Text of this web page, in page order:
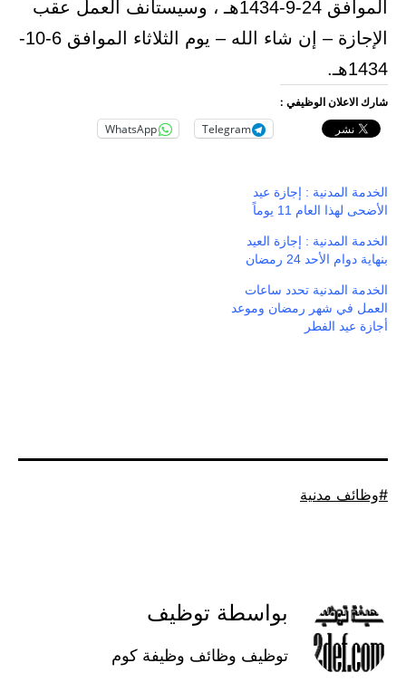
الموافق 24-9-1434هـ ، وسيستأنف العمل عقب
الإجازة – إن شاء الله – يوم الثلاثاء الموافق 6-10-
1434هـ.
شارك الاعلان الوظيفي :
Telegram
WhatsApp
الخدمة المدنية : إجازة عيد
الأضحى لهذا العام 11 يوماً
الخدمة المدنية : إجازة العيد
بنهاية دوام الأحد 24 رمضان
الخدمة المدنية تحدد ساعات
العمل في شهر رمضان وموعد
أجازة عيد الفطر
موسوم
وظائف مدنية
بواسطة توظيف
توظيف وظائف وظيفة كوم